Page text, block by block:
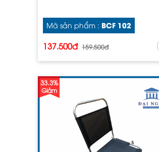
Mã sản phẩm : BCF 102
137.500đ 159.500đ
33.3%
Giảm